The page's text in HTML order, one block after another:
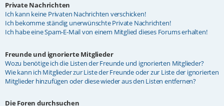
Private Nachrichten
Ich kann keine Privaten Nachrichten verschicken!
Ich bekomme ständig unerwünschte Private Nachrichten!
Ich habe eine Spam-E-Mail von einem Mitglied dieses Forums erhalten!
Freunde und ignorierte Mitglieder
Wozu benötige ich die Listen der Freunde und ignorierten Mitglieder?
Wie kann ich Mitglieder zur Liste der Freunde oder zur Liste der ignorierten
Mitglieder hinzufügen oder diese wieder aus den Listen entfernen?
Die Foren durchsuchen